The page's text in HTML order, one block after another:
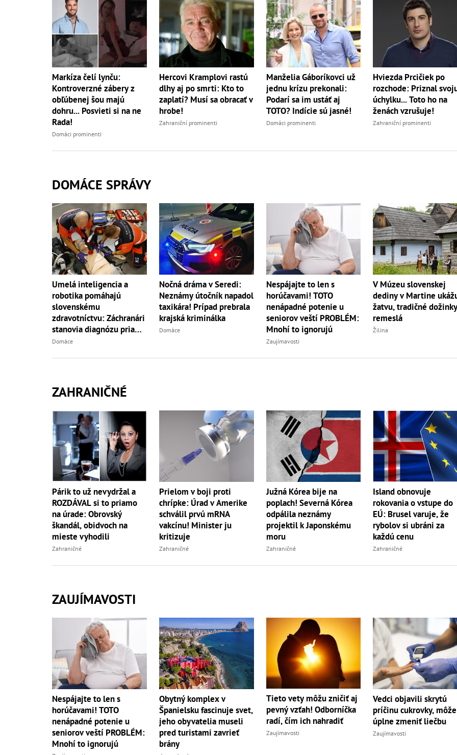
Markíza čelí lynču:
Kontroverzné zábery z
obľúbenej šou majú
dohru... Posvieti si na ne
Rada!
Domáci prominenti
Hercovi Kramplovi rastú
dlhy aj po smrti: Kto to
zaplatí? Musí sa obracať v
hrobe!
Zahraniční prominenti
Manželia Gáboríkovci už
jednu krízu prekonali:
Podarí sa im ustáť aj
TOTO? Indície sú jasné!
Domáci prominenti
Hviezda Prcičiek po
rozchode: Priznal
úchylku... Toto ho na
ženách vzrušuje!
Zahraniční prominenti
DOMÁCE SPRÁVY
Umelá inteligencia a
robotika pomáhajú
slovenskému
zdravotníctvu: Záchranári
stanovia diagnózu priamo
v teréne
Domáce
Nočná dráma v Seredi:
Neznámy útočník napadol
taxikára! Prípad prebrala
krajská kriminálka
Domáce
Nespájajte to len s
horúčavami! TOTO
nenápadné potenie u
seniorov veští PROBLÉM:
Mnohí to ignorujú
Zaujímavosti
V Múzeu slovenskej
dediny v Martine
žatvu, tradičné
remeslá
Žilina
ZAHRANIČNÉ
Párik to už nevydržal a
ROZDÁVAL si to priamo
na úrade: Obrovský
škandál, obidvoch na
mieste vyhodili
Zahraničné
Prielom v boji proti
chrípke: Úrad v Amerike
schválil prvú mRNA
vakcínu! Minister ju
kritizuje
Zahraničné
Južná Kórea bije na
poplach! Severná Kórea
odpálila neznámy
projektil k Japonskému
moru
Zahraničné
Island obnovuje
rokovania o vstupe do
EÚ: Brusel varuje, že
rybolov si ubráni za
každú cenu
Zahraničné
ZAUJÍMAVOSTI
Nespájajte to len s
horúčavami! TOTO
nenápadné potenie u
seniorov veští PROBLÉM:
Mnohí to ignorujú
Obytný komplex v
Španielsku fascinuje svet,
jeho obyvatelia museli
pred turistami zavrieť
brány
Tieto vety môžu zničiť aj
pevný vzťah! Odborníčka
radí, čím ich nahradiť
Zaujímavosti
Vedci objavili skrytú
príčinu cukrovky,
úplne zmeniť liečbu
Zaujímavosti